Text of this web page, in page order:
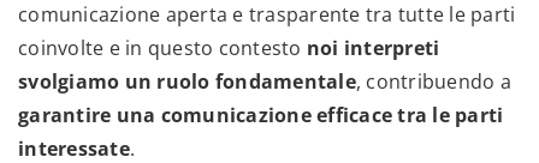
comunicazione aperta e trasparente tra tutte le parti
coinvolte e in questo contesto noi interpreti
svolgiamo un ruolo fondamentale, contribuendo a
garantire una comunicazione efficace tra le parti
interessate.